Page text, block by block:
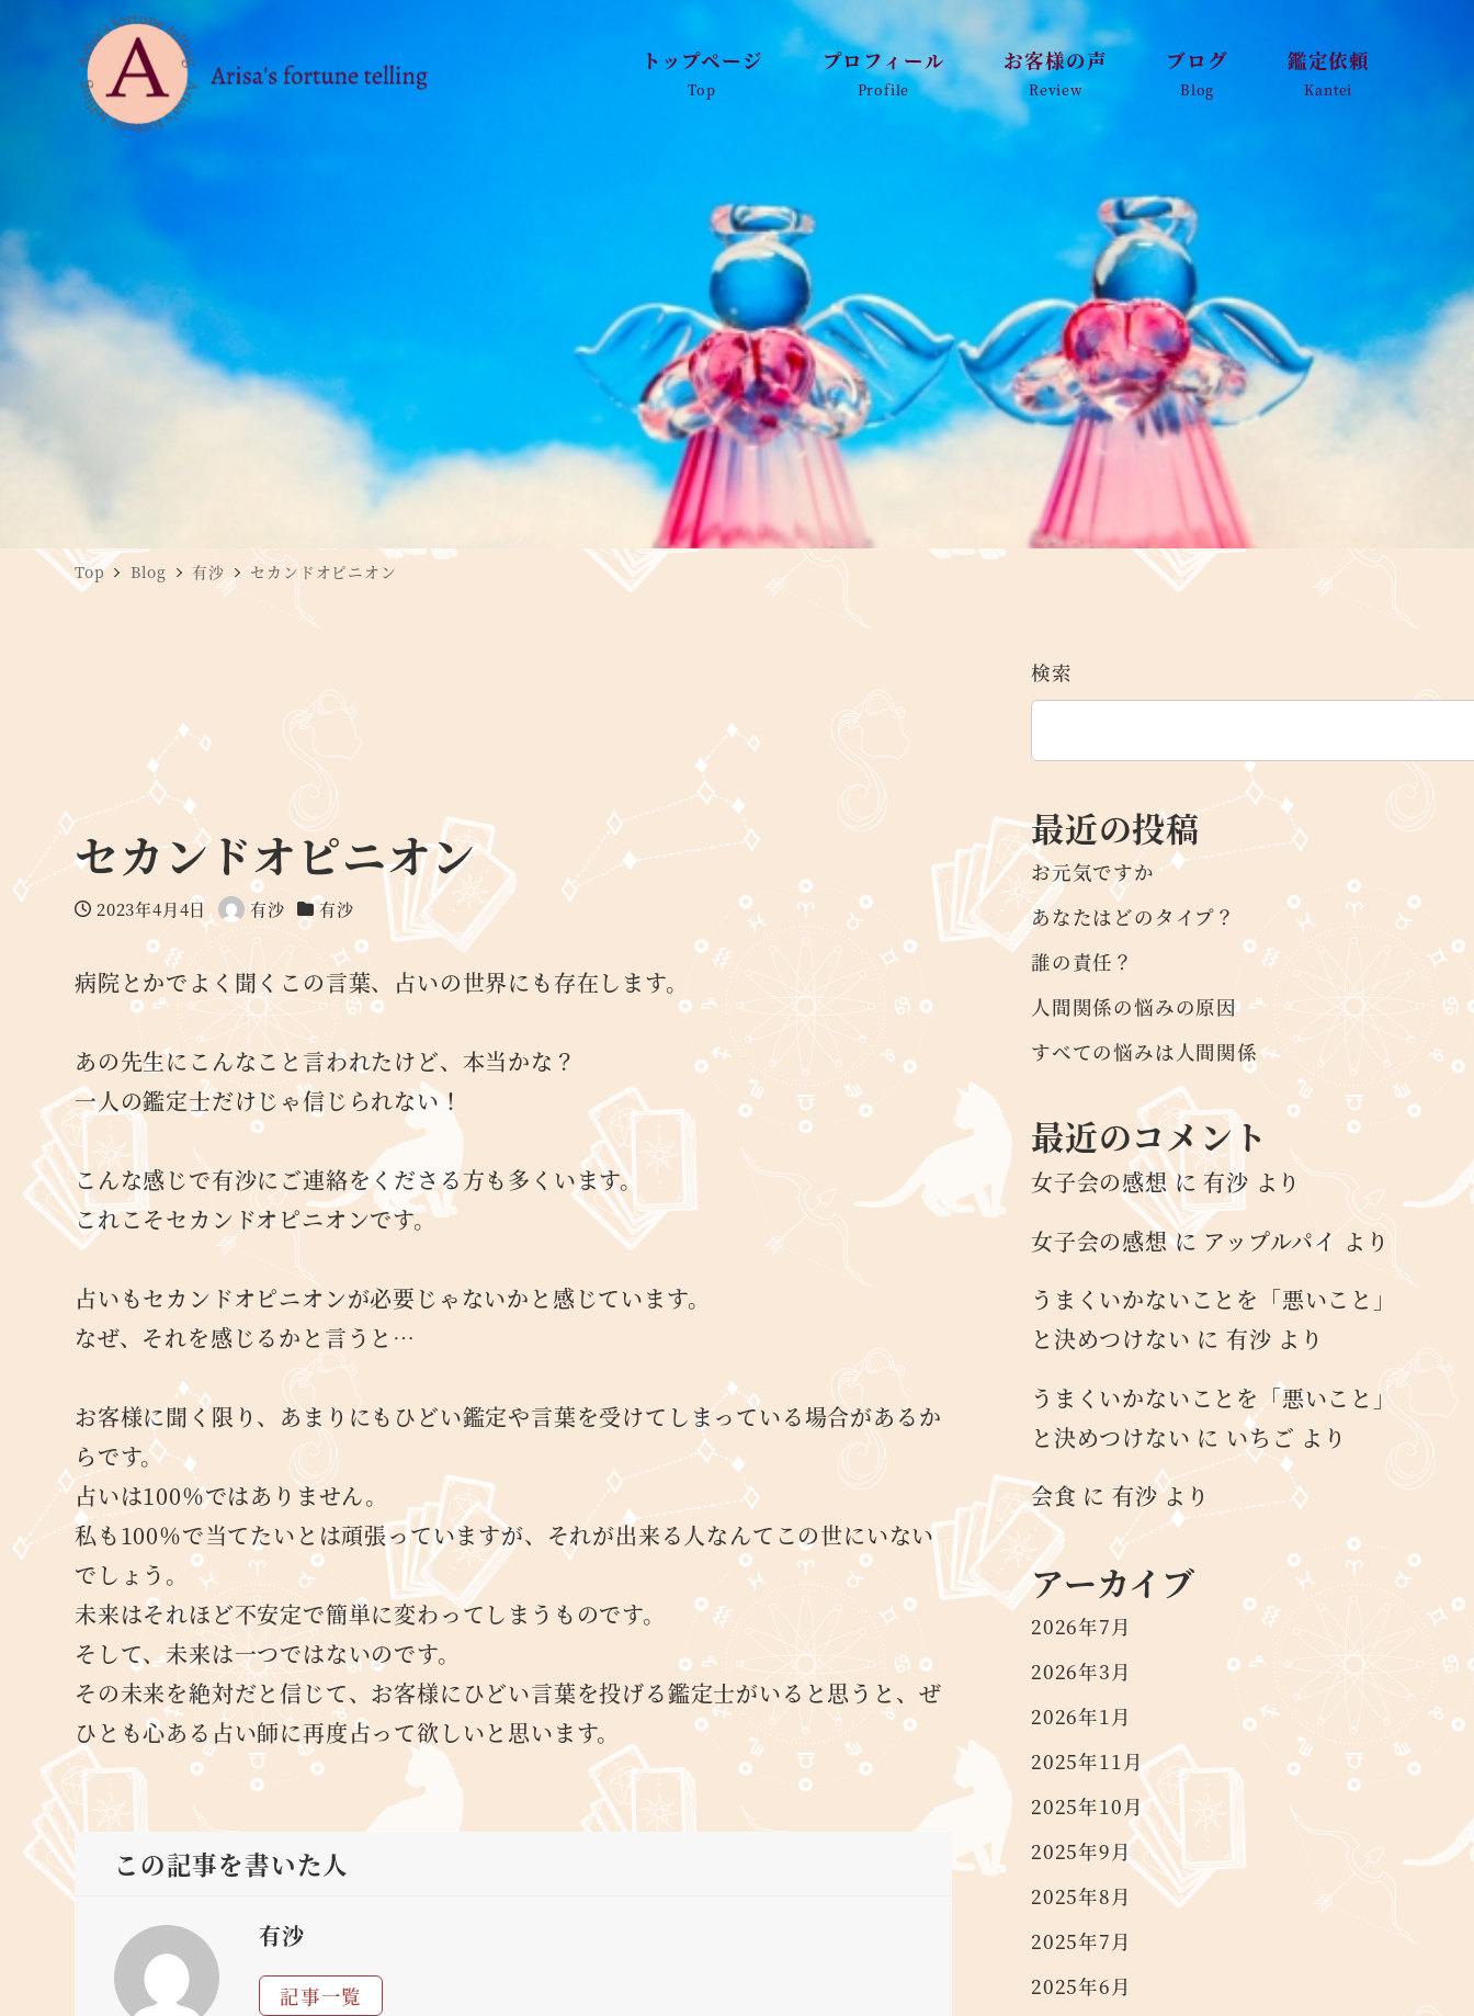
トップページ
Top
プロフィール
Profile
お客様の声
Review
ブログ
Blog
鑑定依頼
Kantei
Top Blog 有沙 セカンドオピニオン
セカンドオピニオン
投稿日
2023年4月4日
著
者
有沙
カテゴリー
有沙
病院とかでよく聞くこの言葉、占いの世界にも存在します。
あの先生にこんなこと言われたけど、本当かな？
一人の鑑定士だけじゃ信じられない！
こんな感じで有沙にご連絡をくださる方も多くいます。
これこそセカンドオピニオンです。
占いもセカンドオピニオンが必要じゃないかと感じています。
なぜ、それを感じるかと言うと…
お客様に聞く限り、あまりにもひどい鑑定や言葉を受けてしまっている場合があるか
らです。
占いは100％ではありません。
私も100％で当てたいとは頑張っていますが、それが出来る人なんてこの世にいない
でしょう。
未来はそれほど不安定で簡単に変わってしまうものです。
そして、未来は一つではないのです。
その未来を絶対だと信じて、お客様にひどい言葉を投げる鑑定士がいると思うと、ぜ
ひとも心ある占い師に再度占って欲しいと思います。
この記事を書いた人
有沙
記事一覧
検索
最近の投稿
お元気ですか
あなたはどのタイプ？
誰の責任？
人間関係の悩みの原因
すべての悩みは人間関係
最近のコメント
女子会の感想に 有沙 より
女子会の感想にアップルパイ より
うまくいかないことを「悪いこと」
と決めつけない に 有沙 より
うまくいかないことを「悪いこと」
と決めつけない に いちご より
会食 に 有沙より
アーカイブ
2026年7月
2026年3月
2026年1月
2025年11月
2025年10月
2025年9月
2025年8月
2025年7月
2025年6月